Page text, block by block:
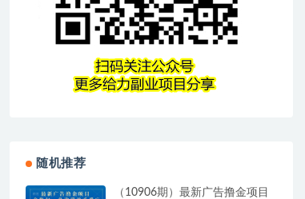
随机推荐
（10906期）最新广告撸金项目